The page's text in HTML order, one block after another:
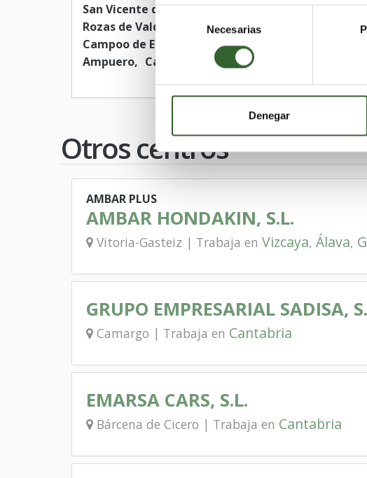
Selección
de
consentimiento
Necesarias
Denegar
San Vicente de la Barquera
Tojos (Los) Lamasón
Rozas de Valdearroyo (Las)
Santiurde de Reinosa
Campoo de Enmedio
Santillana del Mar
Ampuero
Cartes Villaescusa
Otros centros
AMBAR PLUS
AMBAR HONDAKIN, S.L.
Vitoria-Gasteiz | Trabaja en Vizcaya, Álava,
GRUPO EMPRESARIAL SADISA,
Camargo | Trabaja en Cantabria
EMARSA CARS, S.L.
Bárcena de Cicero | Trabaja en Cantabria